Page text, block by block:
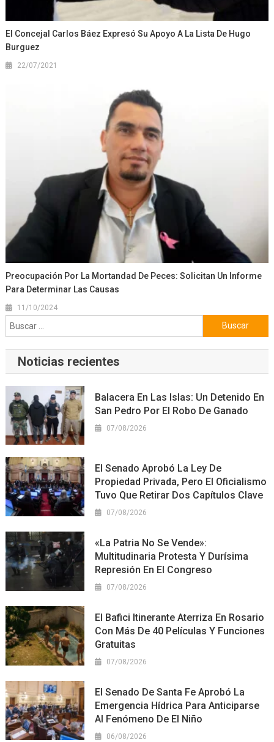
El Concejal Carlos Báez Expresó Su Apoyo A La Lista De Hugo
Burguez
22/07/2021
Preocupación Por La Mortandad De Peces: Solicitan Un Informe
Para Determinar Las Causas
11/10/2024
Buscar:
Noticias recientes
Balacera En Las Islas: Un Detenido En
San Pedro Por El Robo De Ganado
07/08/2026
El Senado Aprobó La Ley De
Propiedad Privada, Pero El Oficialismo
Tuvo Que Retirar Dos Capítulos Clave
07/08/2026
«La Patria No Se Vende»:
Multitudinaria Protesta Y Durísima
Represión En El Congreso
07/08/2026
El Bafici Itinerante Aterriza En Rosario
Con Más De 40 Películas Y Funciones
Gratuitas
07/08/2026
El Senado De Santa Fe Aprobó La
Emergencia Hídrica Para Anticiparse
Al Fenómeno De El Niño
06/08/2026